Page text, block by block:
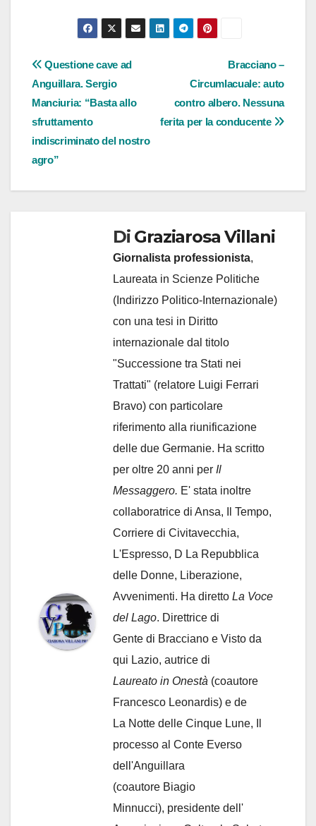
Navigazione
articoli
Bracciano –
Circumlacuale: auto
contro albero. Nessuna
ferita per la conducente
Questione cave ad
Anguillara. Sergio
Manciuria: “Basta allo
sfruttamento
indiscriminato del nostro
agro”
Di Graziarosa Villani
Giornalista professionista,
Laureata in Scienze Politiche
(Indirizzo Politico-Internazionale)
con una tesi in Diritto
internazionale dal titolo
"Successione tra Stati nei
Trattati" (relatore Luigi Ferrari
Bravo) con particolare
riferimento alla riunificazione
delle due Germanie. Ha scritto
per oltre 20 anni per Il
Messaggero. E' stata inoltre
collaboratrice di Ansa, Il Tempo,
Corriere di Civitavecchia,
L'Espresso, D La Repubblica
delle Donne, Liberazione,
Avvenimenti. Ha diretto La Voce
del Lago. Direttrice di
Gente di Bracciano e Visto da
qui Lazio, autrice di
Laureato in Onestà (coautore
Francesco Leonardis) e de
La Notte delle Cinque Lune, Il
processo al Conte Everso
dell'Anguillara
(coautore Biagio
Minnucci), presidente dell'